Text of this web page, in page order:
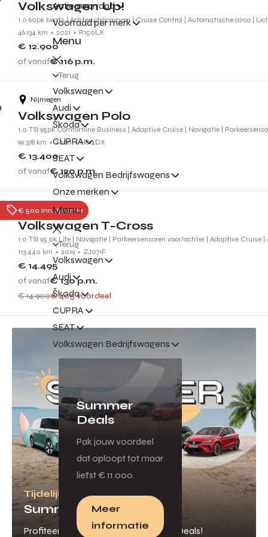
Actie voorraad
Voorraad per merk
Menu
Terug
Volkswagen
Audi
Škoda
CUPRA
SEAT
Volkswagen Bedrijfswagens
Onze merken
Menu
Terug
Volkswagen
Audi
Škoda
CUPRA
SEAT
Volkswagen Bedrijfswagens
Summer
Deals
Pak jouw voordeel
dat oploopt tot maar
liefst € 11.000.
Meer
informatie
Volkswagen Up!
1.0 60pk beats | Achteruitrijcamera | Cruise Control | Automatische airco |
46.134 km
2021 R150LX
€ 12.900
of vanaf€ 116 p.m.
Nijmegen
Volkswagen Polo
1.0 TSI 95pk Comfortline Business | Adaptive Cruise | Navigatie |
99.378 km
2020 H814DX
€ 13.400
of vanaf€ 120p.m.
€ 500 inruilpremie
Nijmegen
Volkswagen T-Cross
1.0 TSI 95 pk Life | Navigatie | Parkeersensoren voor/achter | Adaptive Cruise
113.440 km
2019 ZJ071F
€ 14.495
of vanaf€ 130p.m.
€ 14.900€ 405 voordeel
Tijdelijk veel voordeel
Summer Deals
Profiteer van onze scherpe Summer Deals!